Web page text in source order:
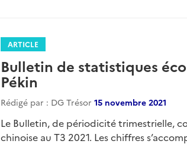
ARTICLE
Bulletin de statistiques
Pékin
Rédigé par : DG Trésor 15 novembre 2021
Le Bulletin, de périodicité trimestrielle,
chinoise au T3 2021. Les chiffres